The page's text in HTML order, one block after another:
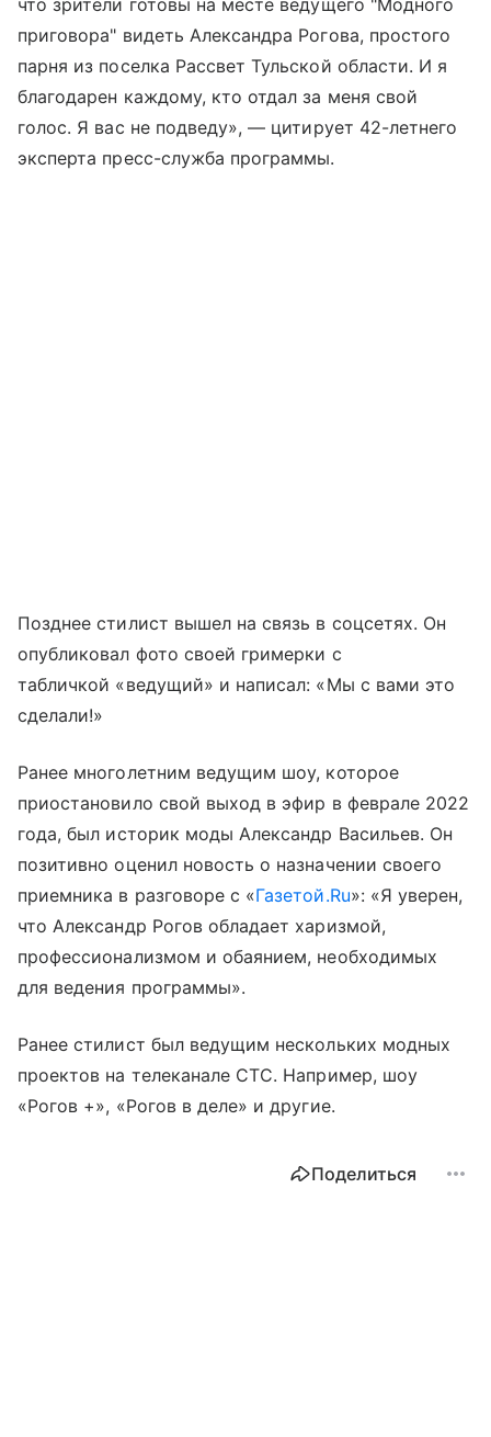
приговора" видеть Александра Рогова, простого
парня из поселка Рассвет Тульской области. И я
благодарен каждому, кто отдал за меня свой
голос. Я вас не подведу», — цитирует 42-летнего
эксперта пресс-служба программы.
Позднее стилист вышел на связь в соцсетях. Он
опубликовал фото своей гримерки с
табличкой «ведущий» и написал: «Мы с вами это
сделали!»
Ранее многолетним ведущим шоу, которое
приостановило свой выход в эфир в феврале 2022
года, был историк моды Александр Васильев. Он
позитивно оценил новость о назначении своего
приемника в разговоре с «Газетой.Ru»: «Я уверен,
что Александр Рогов обладает харизмой,
профессионализмом и обаянием, необходимых
для ведения программы».
Ранее стилист был ведущим нескольких модных
проектов на телеканале СТС. Например, шоу
«Рогов +», «Рогов в деле» и другие.
Поделиться